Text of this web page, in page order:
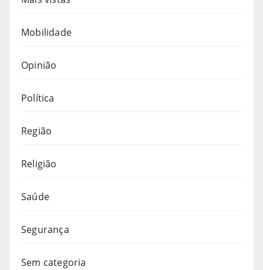
Mobilidade
Opinião
Política
Região
Religião
Saúde
Segurança
Sem categoria